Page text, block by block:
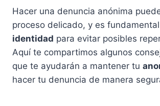
Hacer una denuncia anónima
proceso delicado, y es fundamental
identidad para evitar posibles
Aquí te compartimos algunos
que te ayudarán a mantener tu
hacer tu denuncia de manera